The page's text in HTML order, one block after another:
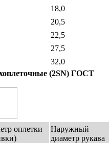
18,0
20,5
22,5
27,5
32,0
(2SN) ГОСТ
оплетки
Наружный
диаметр рукава